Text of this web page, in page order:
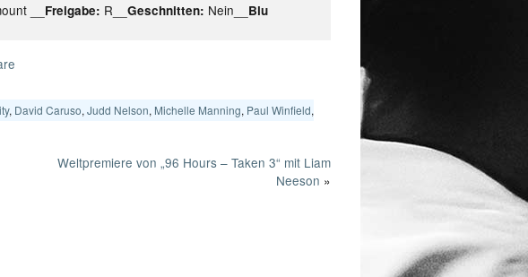
__ Freigabe: R__ Geschnitten: Nein__ Blu
, David Caruso, Judd Nelson, Michelle Manning, Paul Winfield,
Weltpremiere von „96 Hours – Taken 3“ mit Liam
Neeson »